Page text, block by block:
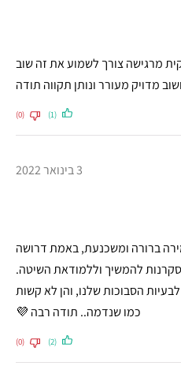
מרגישה צורך לשמוע את זה שוב
ושוב מדויק מעורר ונותן תקווה תודה
(1)
(0)
3 בינואר 2022
ברורה ומשכנעת, באמת דרושה
להמשיך וללמודאת השיטה.
הסבוכות שלנו, והן לא קשות
כמו שנדמה.. תודה רבה 💜
(2)
(0)